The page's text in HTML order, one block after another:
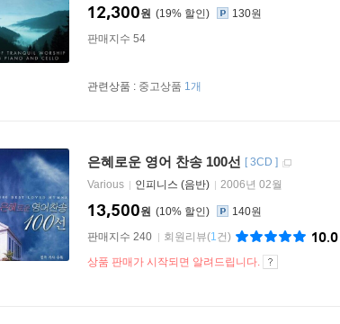
19%
12,300원
130원
판매지수 54
관련상품 : 중고상품 1개
은혜로운 영어 찬송 100선 [3CD ]
Various
인피니스 (음반) 2006년 02월
10%
13,500원
140원
판매지수 240
회원리뷰(1건) 10.0
상품 판매가 시작되면 알려드립니다.